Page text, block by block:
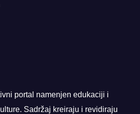
portal namenjen edukaciji i
Sadržaj kreiraju i revidiraju